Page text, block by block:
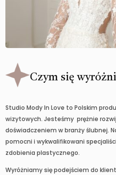
Czym się
Studio Mody In Love to Polskim
wizytowych. Jesteśmy prężnie
doświadczeniem w branży ślubnej.
pomocni i wykwalifikowani
zdobienia plastycznego.
Wyróżniamy się podejściem do